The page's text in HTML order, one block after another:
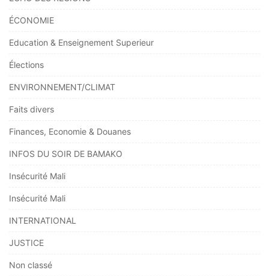
ÉCONOMIE
Education & Enseignement Superieur
Élections
ENVIRONNEMENT/CLIMAT
Faits divers
Finances, Economie & Douanes
INFOS DU SOIR DE BAMAKO
Insécurité Mali
Insécurité Mali
INTERNATIONAL
JUSTICE
Non classé